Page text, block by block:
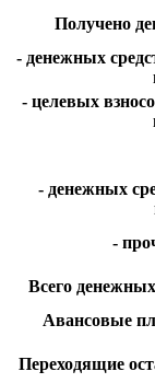
Получено
- денежных
- целевых
- денежных
-
Всего
Авансовые
Переходящие